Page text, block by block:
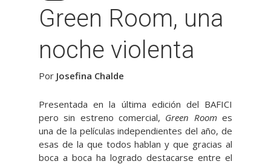
Green Room, una
noche violenta
Por Josefina Chalde
Presentada en la última edición del BAFICI
pero sin estreno comercial, Green Roomes
una de la películas independientes del año, de
esas de la que todos hablan y que gracias al
boca a boca ha logrado destacarse entre el